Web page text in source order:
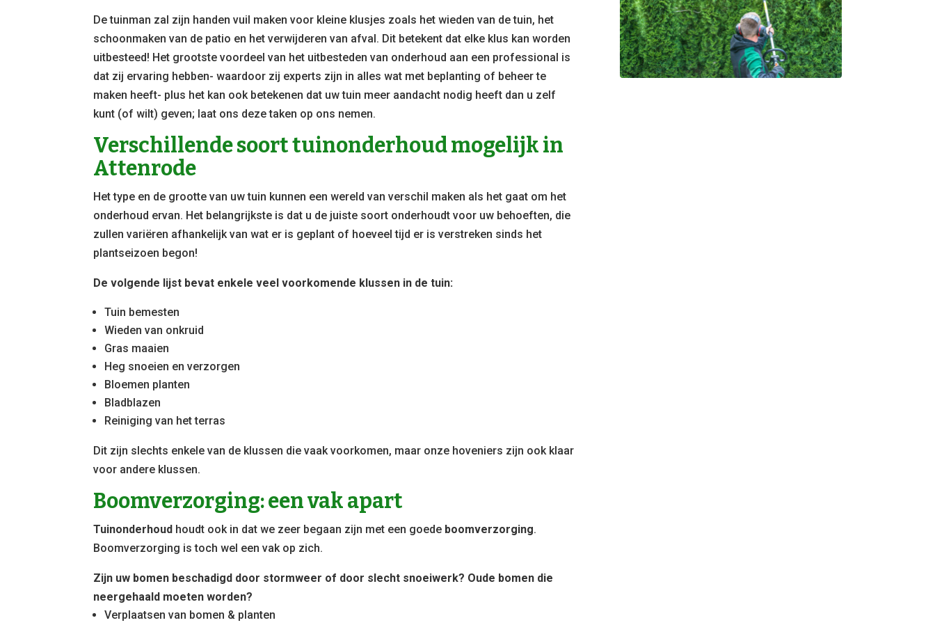
De tuinman zal zijn handen vuil maken voor kleine klusjes zoals het wieden van de tuin, het
schoonmaken van de patio en het verwijderen van afval. Dit betekent dat elke klus kan worden
uitbesteed! Het grootste voordeel van het uitbesteden van onderhoud aan een professional is
dat zij ervaring hebben- waardoor zij experts zijn in alles wat met beplanting of beheer te
maken heeft- plus het kan ook betekenen dat uw tuin meer aandacht nodig heeft dan u zelf
kunt (of wilt) geven; laat ons deze taken op ons nemen.
Verschillende soort tuinonderhoud mogelijk in
Attenrode
Het type en de grootte van uw tuin kunnen een wereld van verschil maken als het gaat om het
onderhoud ervan. Het belangrijkste is dat u de juiste soort onderhoudt voor uw behoeften, die
zullen variëren afhankelijk van wat er is geplant of hoeveel tijd er is verstreken sinds het
plantseizoen begon!
De volgende lijst bevat enkele veel voorkomende klussen in de tuin:
Tuin bemesten
Wieden van onkruid
Gras maaien
Heg snoeien en verzorgen
Bloemen planten
Bladblazen
Reiniging van het terras
Dit zijn slechts enkele van de klussen die vaak voorkomen, maar onze hoveniers zijn ook klaar
voor andere klussen.
Boomverzorging: een vak apart
Tuinonderhoud houdt ook in dat we zeer begaan zijn met een goede boomverzorging.
Boomverzorging is toch wel een vak op zich.
Zijn uw bomen beschadigd door stormweer of door slecht snoeiwerk? Oude bomen die
neergehaald moeten worden?
Verplaatsen van bomen & planten